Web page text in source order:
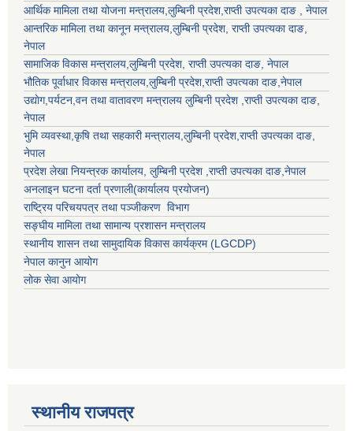
आर्थिक मामिला तथा योजना मन्त्रालय,लुम्बिनी प्रदेश,राप्ती उपत्यका दाङ , नेपाल
आन्तरिक मामिला तथा कानून मन्त्रालय,लुम्बिनी प्रदेश, राप्ती उपत्यका दाङ,
नेपाल
सामाजिक विकास मन्त्रालय,लुम्बिनी प्रदेश, राप्ती उपत्यका दाङ, नेपाल
भौतिक पूर्वाधार विकास मन्त्रालय,लुम्बिनी प्रदेश,राप्ती उपत्यका दाङ,नेपाल
उद्याेग,पर्यटन,वन तथा वातावरण मन्त्रालय लुम्बिनी प्रदेश ,राप्ती उपत्यका दाङ,
नेपाल
भुमि व्यवस्था,कृषि तथा सहकारी मन्त्रालय,लुम्बिनी प्रदेश,राप्ती उपत्यका दाङ,
नेपाल
प्रदेश लेखा नियन्त्रक कार्यालय, लुम्बिनी प्रदेश ,राप्ती उपत्यका दाङ,नेपाल
अनलाइन घटना दर्ता प्रणाली(कार्यालय प्रयोजन)
राष्ट्रिय परिचयपत्र तथा पञ्जीकरण विभाग
सङ्घीय मामिला तथा सामान्य प्रशासन मन्त्रालय
स्थानीय शासन तथा सामुदायिक विकास कार्यक्रम (LGCDP)
नेपाल कानुन आयोग
लोक सेवा आयोग
स्थानीय राजपत्र